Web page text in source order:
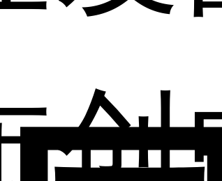
创